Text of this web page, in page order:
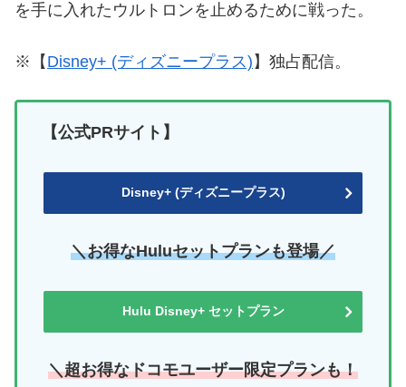
を手に入れたウルトロンを止めるために戦った。
※【 Disney+ (ディズニープラス) 】独占配信。
【公式PRサイト】
Disney+ (ディズニープラス)
＼お得なHuluセットプランも登場／
Hulu Disney+ セットプラン
＼超お得なドコモユーザー限定プランも！